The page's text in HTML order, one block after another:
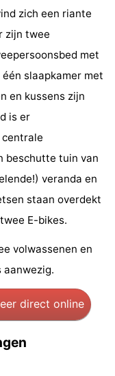
zich een riante
zijn twee
met
slaapkamer met
en kussens zijn
is er
beschutte tuin van
veranda en
staan overdekt
E-bikes.
volwassenen en
aanwezig.
direct online